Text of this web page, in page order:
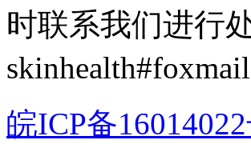
时联系我们进行
皖ICP备